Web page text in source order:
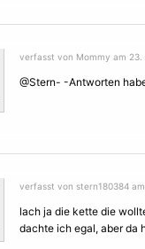
verfasst von Mommy am 23.
@Stern- -Antworten
verfasst von stern180384
lach ja die kette die
dachte ich egal, aber da